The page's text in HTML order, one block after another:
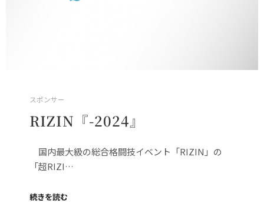
スポンサー
RIZIN『-2024』
国内最大級の総合格闘技イベント「RIZIN」の
「超RIZI…
続きを読む